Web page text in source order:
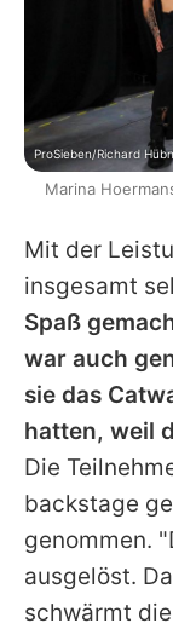
Mit der
insgesamt
Spaß
war auch
sie das
hatten, weil
Die
backstage
genommen.
ausgelöst.
schwärmt
ProSieben/Richard
Marina